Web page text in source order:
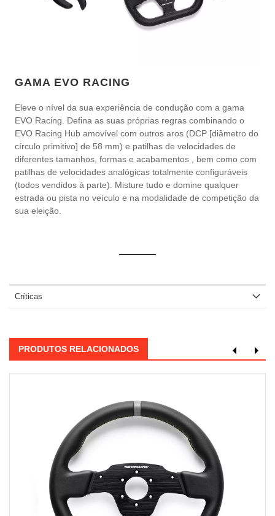
GAMA EVO RACING
Eleve o nível da sua experiência de condução com a gama
EVO Racing. Defina as suas próprias regras combinando o
EVO Racing Hub amovível com outros aros (DCP [diâmetro do
círculo primitivo] de 58 mm) e patilhas de velocidades de
diferentes tamanhos, formas e acabamentos , bem como com
patilhas de velocidades analógicas totalmente configuráveis
(todos vendidos à parte). Misture tudo e domine qualquer
estrada ou pista no veículo e na modalidade de competição da
sua eleição.
Críticas
PRODUTOS RELACIONADOS